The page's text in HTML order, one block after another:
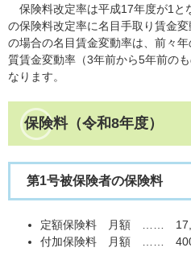
保険料改定率は平成17年度が1と
の保険料改定率に名目手取り賃金
の場合の名目賃金変動率は、前々
質賃金変動率（3年前から5年前の
なります。
保険料（令和8年度）
第1号被保険者の保険料
定額保険料 月額 ……
付加保険料 月額 ……